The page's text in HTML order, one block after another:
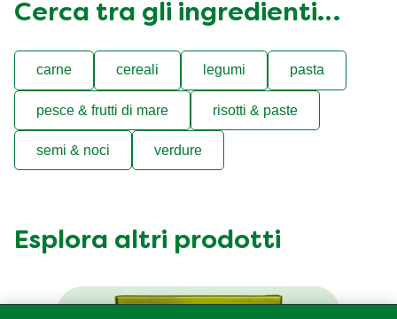
Cerca tra gli ingredienti…
carne cereali legumi pasta
pesce & frutti di mare risotti & paste
semi & noci verdure
Esplora altri prodotti